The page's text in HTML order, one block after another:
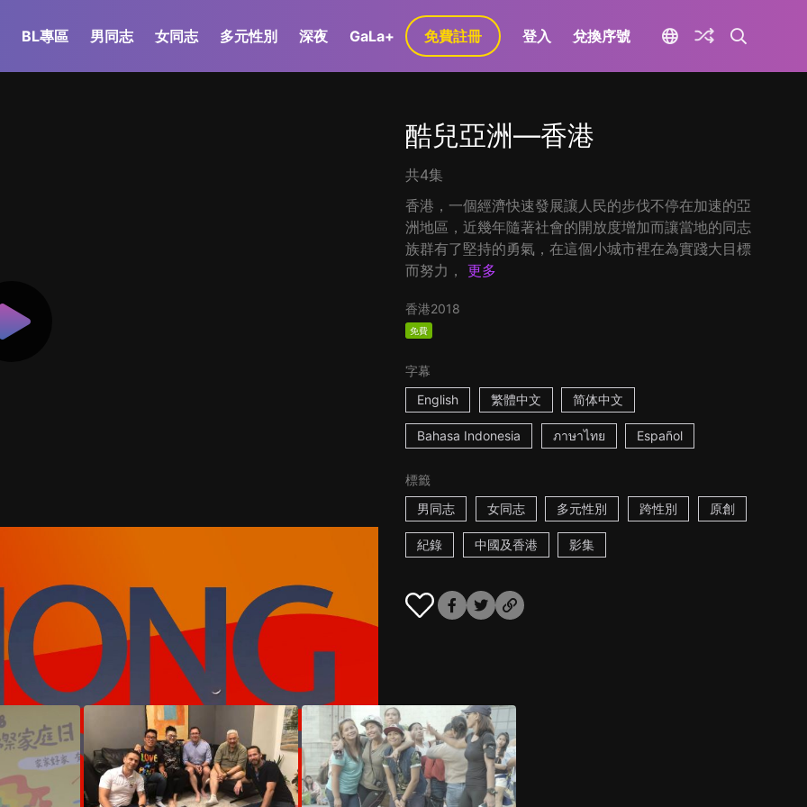
BL專區 男同志 女同志 多元性別 深夜 GaLa+ 免費註冊 登入 兌換序號
酷兒亞洲—香港
共4集
香港，一個經濟快速發展讓人民的步伐不停在加速的亞
洲地區，近幾年隨著社會的開放度增加而讓當地的同志
族群有了堅持的勇氣，在這個小城市裡在為實踐大目標
而努力， 更多
香港2018
免費
字幕
English
繁體中文 简体中文
Bahasa Indonesia ภาษาไทย Español
標籤
男同志
女同志 多元性別 跨性別 原創
紀錄 中國及香港 影集